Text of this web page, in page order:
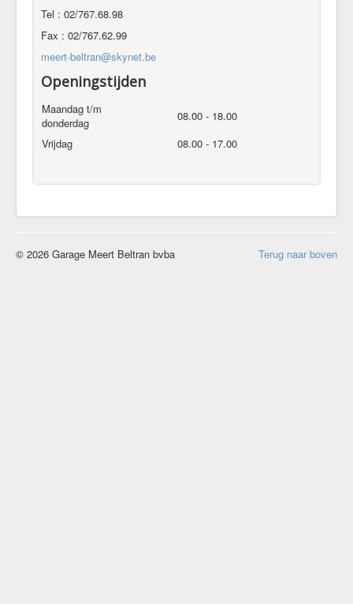
Tel : 02/767.68.98
Fax : 02/767.62.99
meert-beltran@skynet.be
Openingstijden
Maandag t/m
donderdag
08.00 - 18.00
Vrijdag
08.00 - 17.00
Terug naar boven
© 2026 Garage Meert Beltran bvba